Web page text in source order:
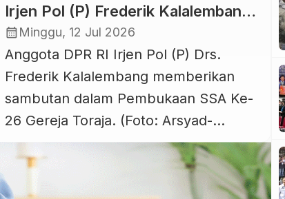
Pesta Iman Gereja Toraja yakni Sidang
Sinode Am XXVI di Tanah Luwu pada
09 Juli 2026 yang dihadiri sejumlah
Tokoh-Tokoh Toraja dan Pejabat
Pemerintahan baik dari tingkat pusat
hingga […]
Irjen Pol (P) Frederik Kalalembang
Ingatkan Gereja Toraja Utamakan
Pelayanan Meski Ada “Tedong
Silaga”
calendar_monthMinggu, 12 Jul 2026
Anggota DPR RI Irjen Pol (P) Drs.
Frederik Kalalembang memberikan
sambutan dalam Pembukaan SSA Ke-
26 Gereja Toraja. (Foto: Arsyad-
Kareba Toraja) KAREBA-
TORAJA.COM, PALOPO — Anggota
DPR RI dari Partai Demokrat Irjen Pol